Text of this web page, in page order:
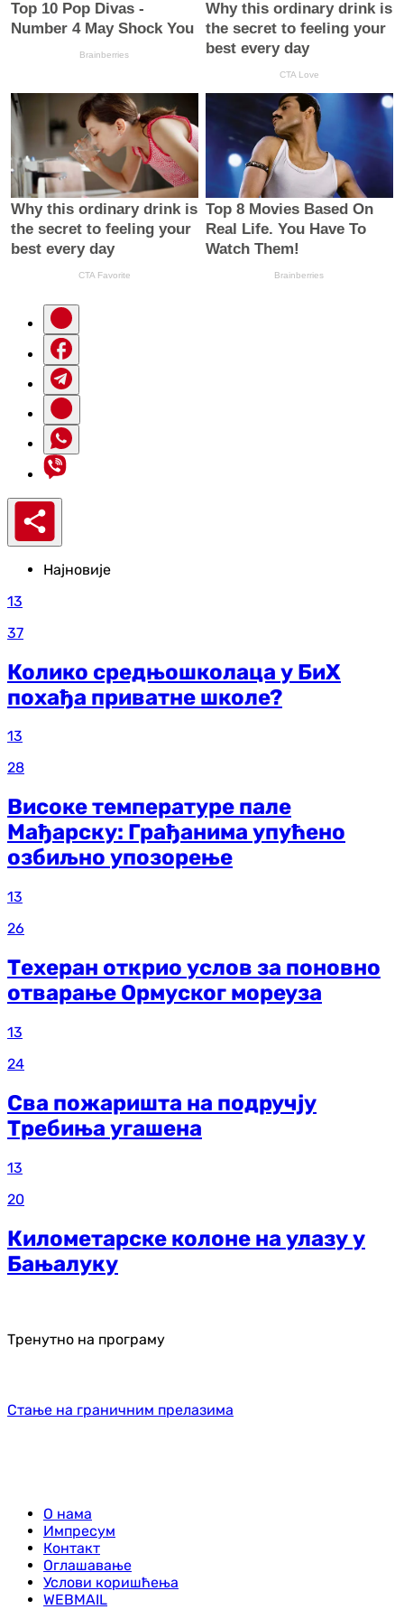
Најновије
13
37
Колико средњошколаца у БиХ
похађа приватне школе?
13
28
Високе температуре пале
Мађарску: Грађанима упућено
озбиљно упозорење
13
26
Техеран открио услов за поновно
отварање Ормуског мореуза
13
24
Сва пожаришта на подручју
Требиња угашена
13
20
Километарске колоне на улазу у
Бањалуку
Тренутно на програму
Стање на граничним прелазима
О нама
Импресум
Контакт
Оглашавање
Услови коришћења
WEBMAIL